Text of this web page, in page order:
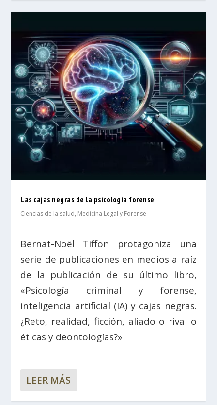
Las cajas negras de la psicología forense
Ciencias de la salud, Medicina Legal y Forense
Bernat-Noël Tiffon protagoniza una
serie de publicaciones en medios a raíz
de la publicación de su último libro,
«Psicología criminal y forense,
inteligencia artificial (IA) y cajas negras.
¿Reto, realidad, ficción, aliado o rival o
éticas y deontologías?»
LEER MÁS